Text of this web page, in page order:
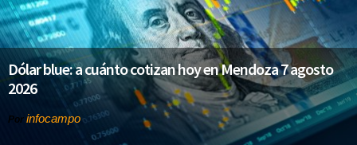
Dólar blue: a cuánto cotizan hoy en Mendoza 7 agosto
2026
Por infocampo